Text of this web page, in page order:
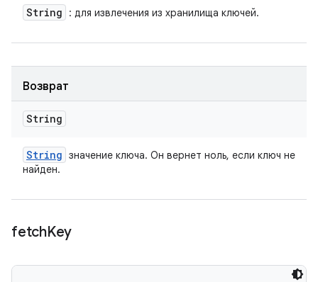
String : для извлечения из хранилища ключей.
Возврат
String
String значение ключа. Он вернет ноль, если ключ не
найден.
fetchKey